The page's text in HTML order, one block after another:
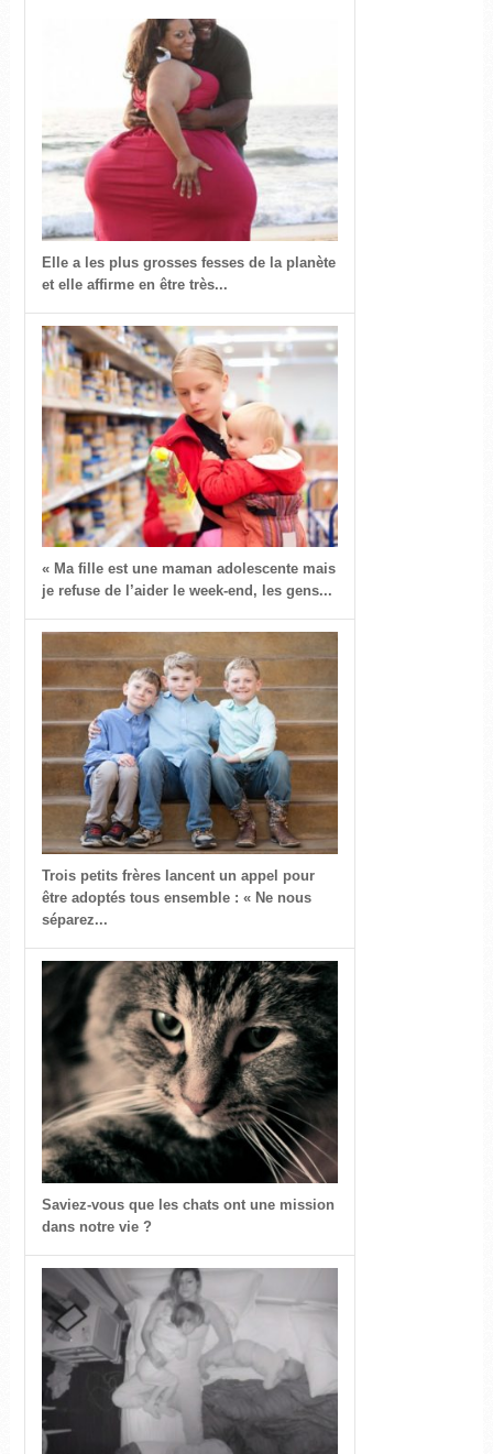
Elle a les plus grosses fesses de la planète
et elle affirme en être très...
« Ma fille est une maman adolescente mais
je refuse de l’aider le week-end, les gens...
Trois petits frères lancent un appel pour
être adoptés tous ensemble : « Ne nous
séparez...
Saviez-vous que les chats ont une mission
dans notre vie ?